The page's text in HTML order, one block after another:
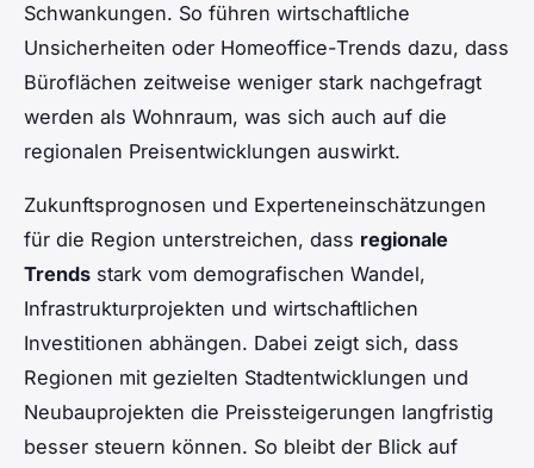
Schwankungen. So führen wirtschaftliche
Unsicherheiten oder Homeoffice-Trends dazu, dass
Büroflächen zeitweise weniger stark nachgefragt
werden als Wohnraum, was sich auch auf die
regionalen Preisentwicklungen auswirkt.
Zukunftsprognosen und Experteneinschätzungen
für die Region unterstreichen, dass regionale
Trends stark vom demografischen Wandel,
Infrastrukturprojekten und wirtschaftlichen
Investitionen abhängen. Dabei zeigt sich, dass
Regionen mit gezielten Stadtentwicklungen und
Neubauprojekten die Preissteigerungen langfristig
besser steuern können. So bleibt der Blick auf